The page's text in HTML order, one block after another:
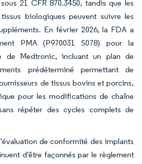
21 CFR 870.3450, tandis que les
biologiques peuvent suivre les
En février 2026, la FDA a
PMA (P970031 S078) pour la
de Medtronic, incluant un plan de
prédéterminé permettant de
de tissus bovins et porcins,
pour les modifications de chaîne
répéter des cycles complets de
de conformité des implants
d'être façonnés par le règlement